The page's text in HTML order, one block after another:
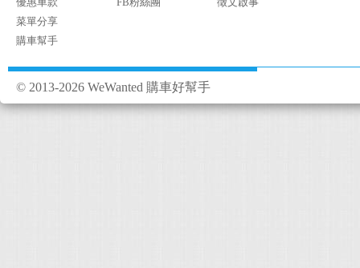
菜單分享
購車幫手
© 2013-2026 WeWanted 購車好幫手